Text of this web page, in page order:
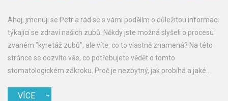
Ahoj, jmenuji se Petr a rád se s vámi podělím o důležitou informaci
týkající se zdraví našich zubů. Někdy jste možná slyšeli o procesu
zvaném "kyretáž zubů", ale víte, co to vlastně znamená? Na této
stránce se dozvíte vše, co potřebujete vědět o tomto
stomatologickém zákroku. Proč je nezbytný, jak probíhá a jaké
dozvězte se více!
VÍCE